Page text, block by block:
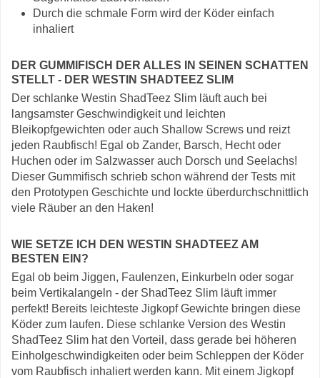
Durch die schmale Form wird der Köder einfach
inhaliert
DER GUMMIFISCH DER ALLES IN SEINEN SCHATTEN
STELLT - DER WESTIN SHADTEEZ SLIM
Der schlanke Westin ShadTeez Slim läuft auch bei
langsamster Geschwindigkeit und leichten
Bleikopfgewichten oder auch Shallow Screws und reizt
jeden Raubfisch! Egal ob Zander, Barsch, Hecht oder
Huchen oder im Salzwasser auch Dorsch und Seelachs!
Dieser Gummifisch schrieb schon während der Tests mit
den Prototypen Geschichte und lockte überdurchschnittlich
viele Räuber an den Haken!
WIE SETZE ICH DEN WESTIN SHADTEEZ AM
BESTEN EIN?
Egal ob beim Jiggen, Faulenzen, Einkurbeln oder sogar
beim Vertikalangeln - der ShadTeez Slim läuft immer
perfekt! Bereits leichteste Jigkopf Gewichte bringen diese
Köder zum laufen. Diese schlanke Version des Westin
ShadTeez Slim hat den Vorteil, dass gerade bei höheren
Einholgeschwindigkeiten oder beim Schleppen der Köder
vom Raubfisch inhaliert werden kann. Mit einem Jigkopf